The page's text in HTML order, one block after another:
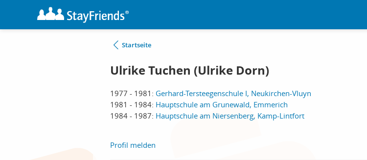
Startseite
Ulrike Tuchen (Ulrike Dorn)
1977 - 1981: Gerhard-Tersteegenschule I, Neukirchen-Vluyn
1981 - 1984: Hauptschule am Grunewald, Emmerich
1984 - 1987: Hauptschule am Niersenberg, Kamp-Lintfort
Profil melden